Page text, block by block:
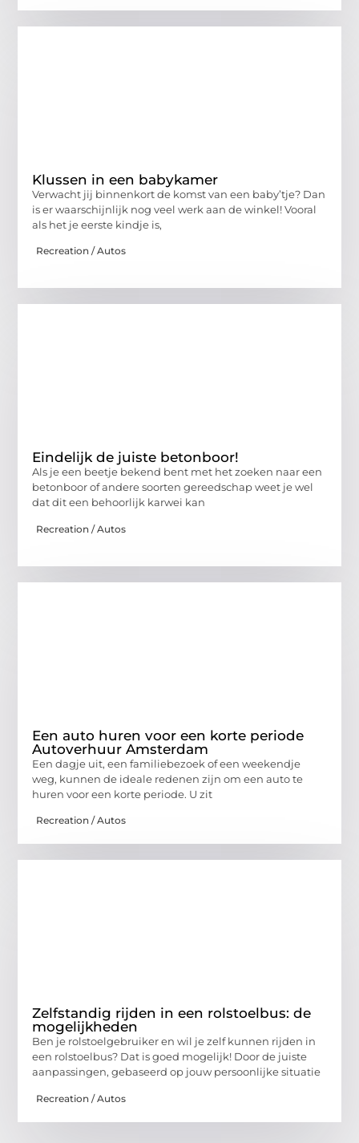
Klussen in een babykamer
Verwacht jij binnenkort de komst van een baby’tje? Dan
is er waarschijnlijk nog veel werk aan de winkel! Vooral
als het je eerste kindje is,
Recreation / Autos
Eindelijk de juiste betonboor!
Als je een beetje bekend bent met het zoeken naar een
betonboor of andere soorten gereedschap weet je wel
dat dit een behoorlijk karwei kan
Recreation / Autos
Een auto huren voor een korte periode
Autoverhuur Amsterdam
Een dagje uit, een familiebezoek of een weekendje
weg, kunnen de ideale redenen zijn om een auto te
huren voor een korte periode. U zit
Recreation / Autos
Zelfstandig rijden in een rolstoelbus: de
mogelijkheden
Ben je rolstoelgebruiker en wil je zelf kunnen rijden in
een rolstoelbus? Dat is goed mogelijk! Door de juiste
aanpassingen, gebaseerd op jouw persoonlijke situatie
Recreation / Autos